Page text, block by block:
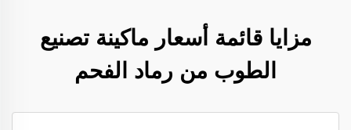
مزايا قائمة أسعار ماكينة تصنيع
الطوب من رماد الفحم